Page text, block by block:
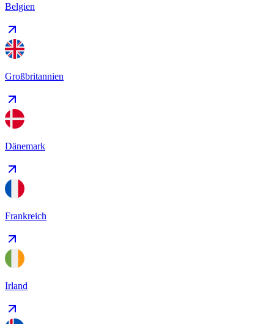
Belgien
Großbritannien
Dänemark
Frankreich
Irland